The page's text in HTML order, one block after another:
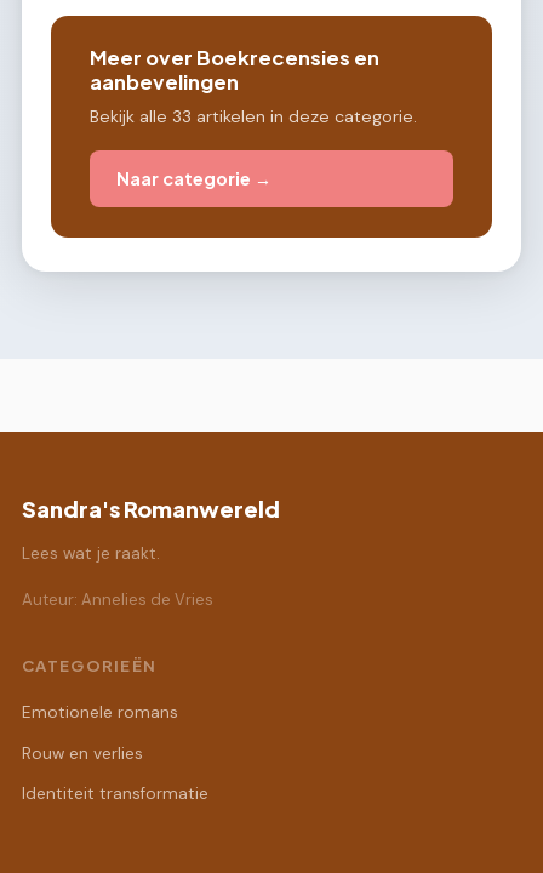
Meer over Boekrecensies en
aanbevelingen
Bekijk alle 33 artikelen in deze categorie.
Naar categorie →
Sandra's Romanwereld
Lees wat je raakt.
Auteur: Annelies de Vries
CATEGORIEËN
Emotionele romans
Rouw en verlies
Identiteit transformatie